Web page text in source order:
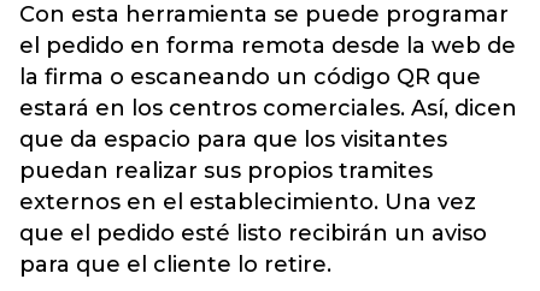
Con esta herramienta se puede programar
el pedido en forma remota desde la web de
la firma o escaneando un código QR que
estará en los centros comerciales. Así, dicen
que da espacio para que los visitantes
puedan realizar sus propios tramites
externos en el establecimiento. Una vez
que el pedido esté listo recibirán un aviso
para que el cliente lo retire.